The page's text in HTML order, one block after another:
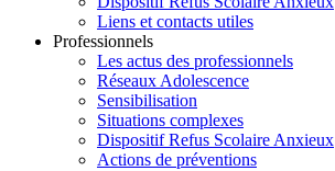
Liens et contacts utiles
Professionnels
Les actus des professionnels
Réseaux Adolescence
Sensibilisation
Situations complexes
Dispositif Refus Scolaire Anxieux
Actions de préventions